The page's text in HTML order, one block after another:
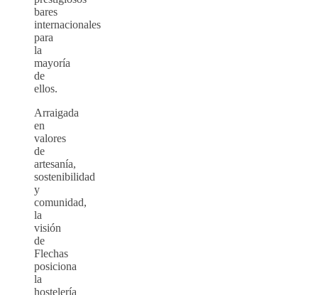
bares
internacionales
para
la
mayoría
de
ellos.
Arraigada
en
valores
de
artesanía,
sostenibilidad
y
comunidad,
la
visión
de
Flechas
posiciona
la
hostelería